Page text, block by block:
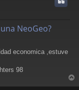
NeoGeo?
economica ,estuve
98
r